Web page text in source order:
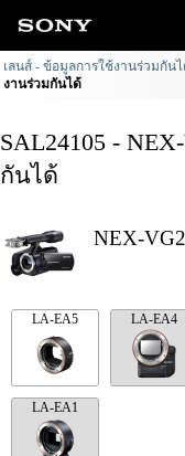
เลนส์ - ข้อมูลการใช้งานร่วมกันไ
งานร่วมกันได้
SAL24105 -
กันได้
NEX-
LA-EA5 LA-EA4
LA-EA1